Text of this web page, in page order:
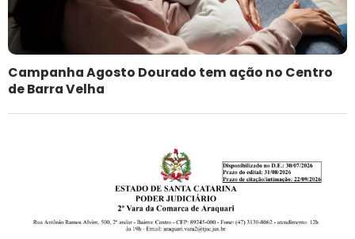
Campanha Agosto Dourado tem ação no Centro
de Barra Velha